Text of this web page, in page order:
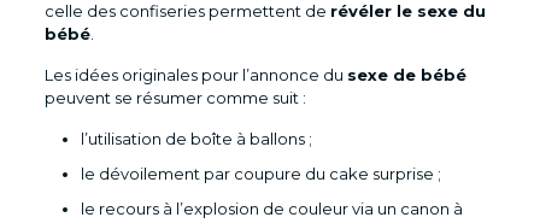
celle des confiseries permettent de révéler le sexe du
bébé.
Les idées originales pour l’annonce du sexe de bébé
peuvent se résumer comme suit :
l’utilisation de boîte à ballons ;
le dévoilement par coupure du cake surprise ;
le recours à l’explosion de couleur via un canon à